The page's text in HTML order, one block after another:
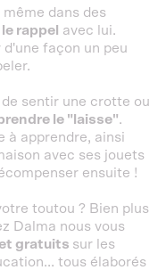
dans des
rappel avec lui.
façon un peu
sentir une crotte ou
le "laisse".
à apprendre, ainsi
avec ses jouets
ensuite !
toutou ? Bien plus
Dalma nous vous
gratuits sur les
tous élaborés